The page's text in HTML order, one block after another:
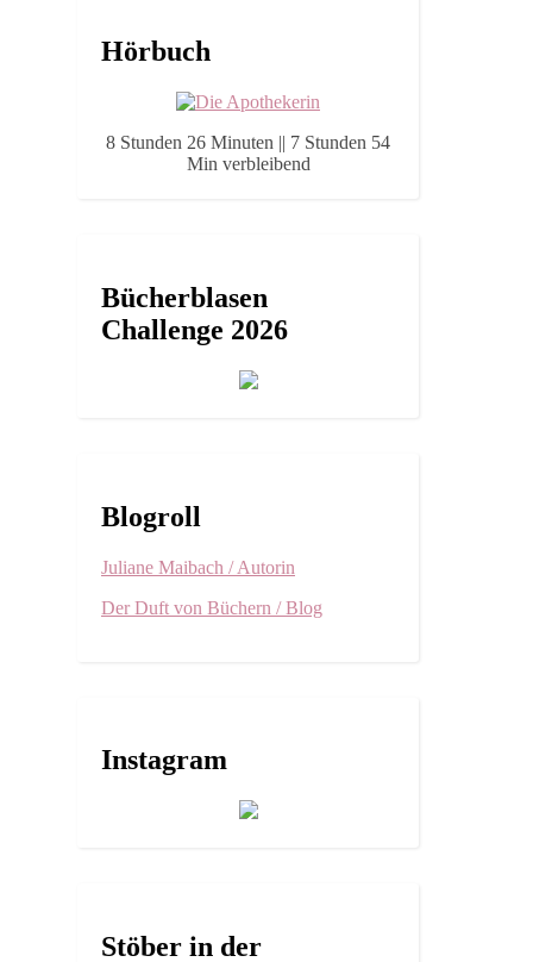
Hörbuch
8 Stunden 26 Minuten || 7 Stunden 54
Min verbleibend
Bücherblasen
Challenge 2026
Blogroll
Juliane Maibach / Autorin
Der Duft von Büchern / Blog
Instagram
Stöber in der